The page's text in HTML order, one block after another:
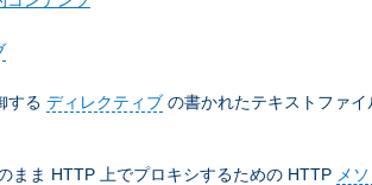
する ディレクティブ の書かれたテキストファイ
まま HTTP 上でプロキシするための HTTP メ